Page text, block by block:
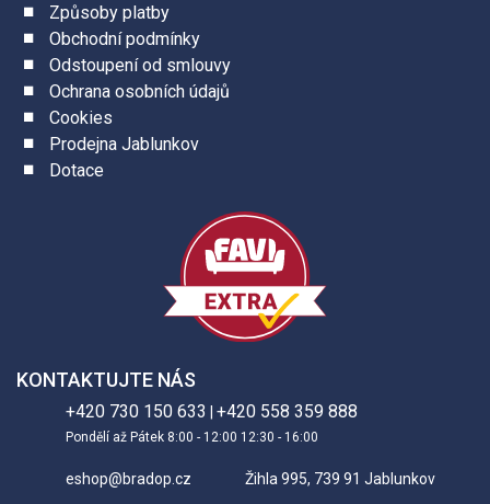
Způsoby platby
Obchodní podmínky
Odstoupení od smlouvy
Ochrana osobních údajů
Cookies
Prodejna Jablunkov
Dotace
KONTAKTUJTE NÁS
+420 730 150 633 +420 558 359 888
Pondělí až Pátek 8:00 - 12:00 12:30 - 16:00
eshop@bradop.cz Žihla 995, 739 91 Jablunkov